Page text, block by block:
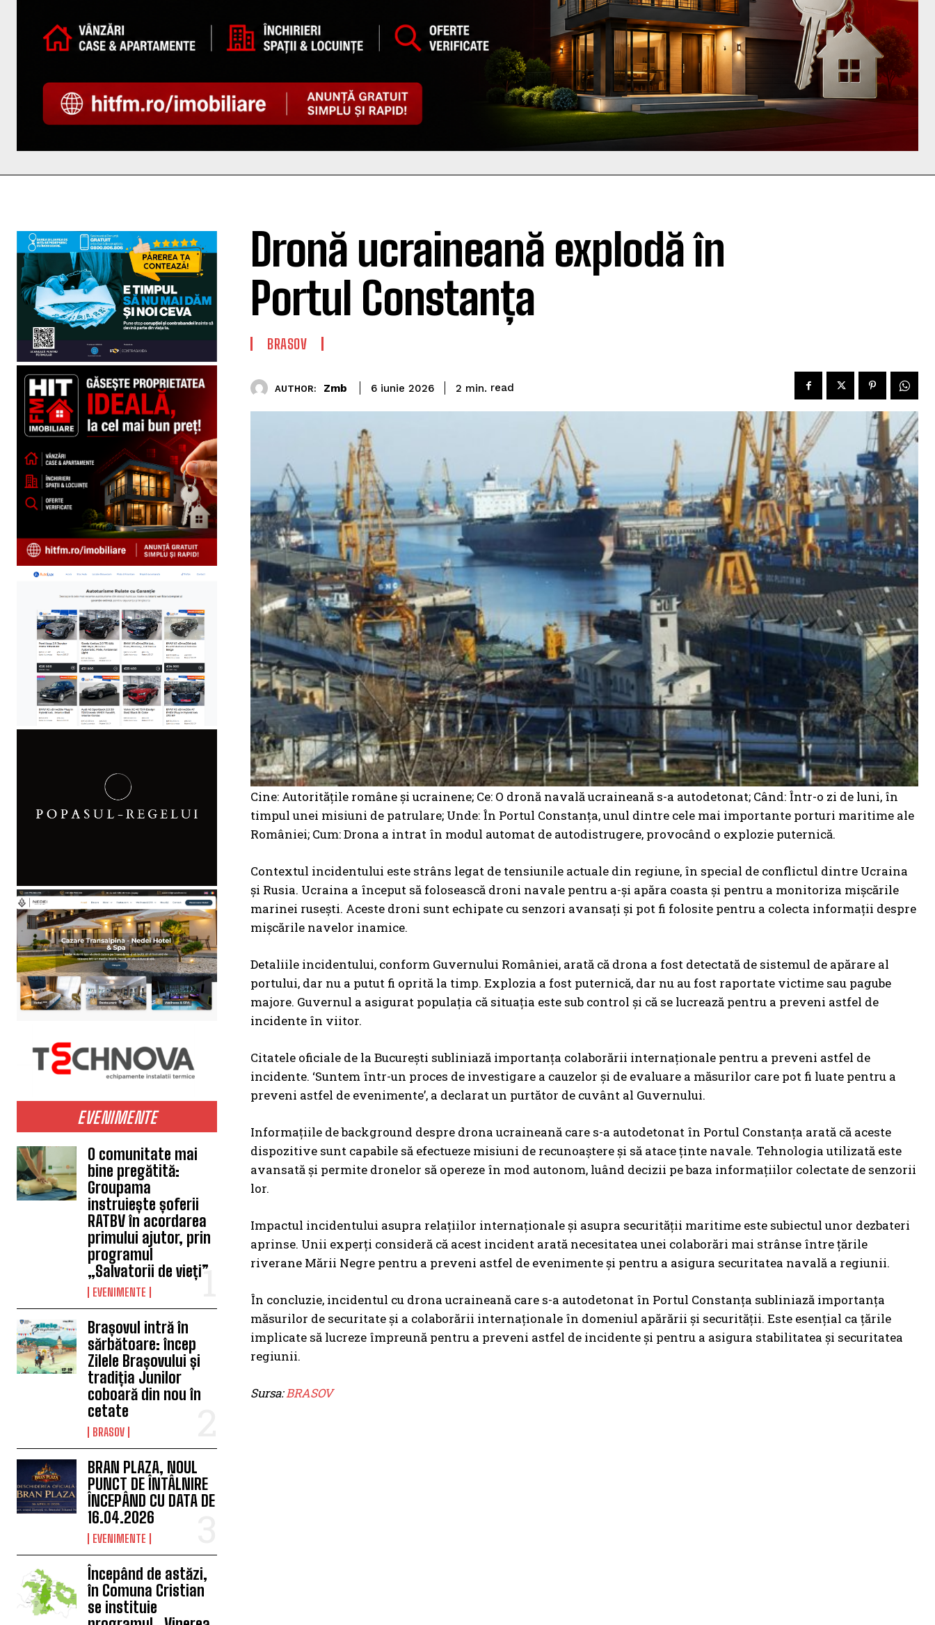
EVENIMENTE
O comunitate mai
bine pregătită:
Groupama
instruiește șoferii
RATBV în acordarea
primului ajutor, prin
programul
„Salvatorii de vieți”
EVENIMENTE
Brașovul intră în
sărbătoare: încep
Zilele Brașovului și
tradiția Junilor
coboară din nou în
cetate
BRASOV
BRAN PLAZA, NOUL
PUNCT DE ÎNTÂLNIRE
ÎNCEPÂND CU DATA DE
16.04.2026
EVENIMENTE
Începând de astăzi,
în Comuna Cristian
se instituie
Dronă ucraineană explodă în
Portul Constanța
BRASOV
AUTHOR: Zmb 6 iunie 2026 2 min. read
Cine: Autoritățile române și ucrainene; Ce: O dronă navală ucraineană s-a autodetonat; Când: Într-o zi de luni, în
timpul unei misiuni de patrulare; Unde: În Portul Constanța, unul dintre cele mai importante porturi maritime ale
României; Cum: Drona a intrat în modul automat de autodistrugere, provocând o explozie puternică.
Contextul incidentului este strâns legat de tensiunile actuale din regiune, în special de conflictul dintre Ucraina
și Rusia. Ucraina a început să folosească droni navale pentru a-și apăra coasta și pentru a monitoriza mișcările
marinei rusești. Aceste droni sunt echipate cu senzori avansați și pot fi folosite pentru a colecta informații despre
mișcările navelor inamice.
Detaliile incidentului, conform Guvernului României, arată că drona a fost detectată de sistemul de apărare al
portului, dar nu a putut fi oprită la timp. Explozia a fost puternică, dar nu au fost raportate victime sau pagube
majore. Guvernul a asigurat populația că situația este sub control și că se lucrează pentru a preveni astfel de
incidente în viitor.
Citatele oficiale de la București subliniază importanța colaborării internaționale pentru a preveni astfel de
incidente. ‘Suntem într-un proces de investigare a cauzelor și de evaluare a măsurilor care pot fi luate pentru a
preveni astfel de evenimente’, a declarat un purtător de cuvânt al Guvernului.
Informațiile de background despre drona ucraineană care s-a autodetonat în Portul Constanța arată că aceste
dispozitive sunt capabile să efectueze misiuni de recunoaștere și să atace ținte navale. Tehnologia utilizată este
avansată și permite dronelor să opereze în mod autonom, luând decizii pe baza informațiilor colectate de senzorii
lor.
Impactul incidentului asupra relațiilor internaționale și asupra securității maritime este subiectul unor dezbateri
aprinse. Unii experți consideră că acest incident arată necesitatea unei colaborări mai strânse între țările
riverane Mării Negre pentru a preveni astfel de evenimente și pentru a asigura securitatea navală a regiunii.
În concluzie, incidentul cu drona ucraineană care s-a autodetonat în Portul Constanța subliniază importanța
măsurilor de securitate și a colaborării internaționale în domeniul apărării și securității. Este esențial ca țările
implicate să lucreze împreună pentru a preveni astfel de incidente și pentru a asigura stabilitatea și securitatea
regiunii.
Sursa:BRASOV